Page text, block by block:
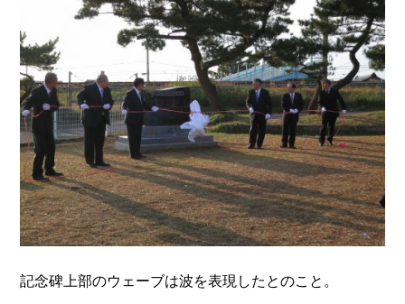
記念碑上部のウェーブは波を表現したとのこと。